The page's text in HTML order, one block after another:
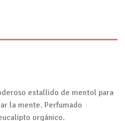
estallido de mentol para
la mente. Perfumado
orgánico.